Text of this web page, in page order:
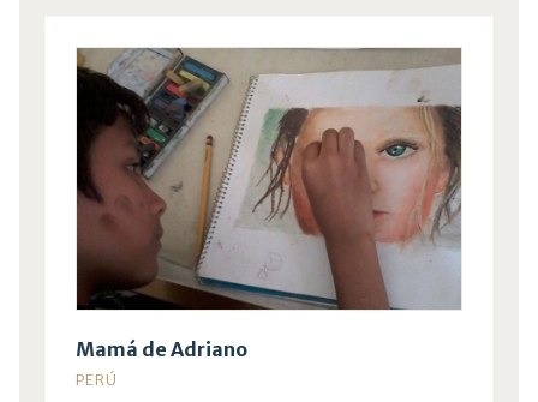
Mamá de Adriano
PERÚ